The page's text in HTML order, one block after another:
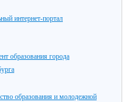
интернет-портал
образования города
образования и молодежной